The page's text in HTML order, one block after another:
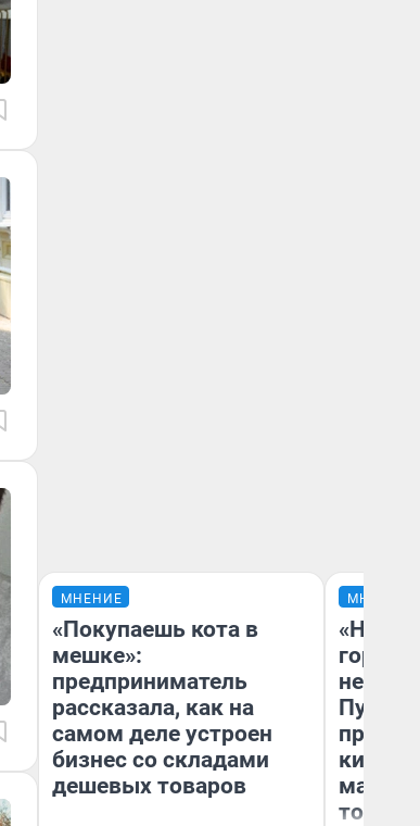
МНЕНИЕ
«Покупаешь кота в
мешке»:
предприниматель
рассказала, как на
самом деле устроен
бизнес со складами
дешевых товаров
МНЕНИЕ
«Нет
того